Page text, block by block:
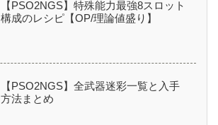
【PSO2NGS】特殊能力最強8スロット
構成のレシピ【OP/理論値盛り】
【PSO2NGS】全武器迷彩一覧と入手
方法まとめ